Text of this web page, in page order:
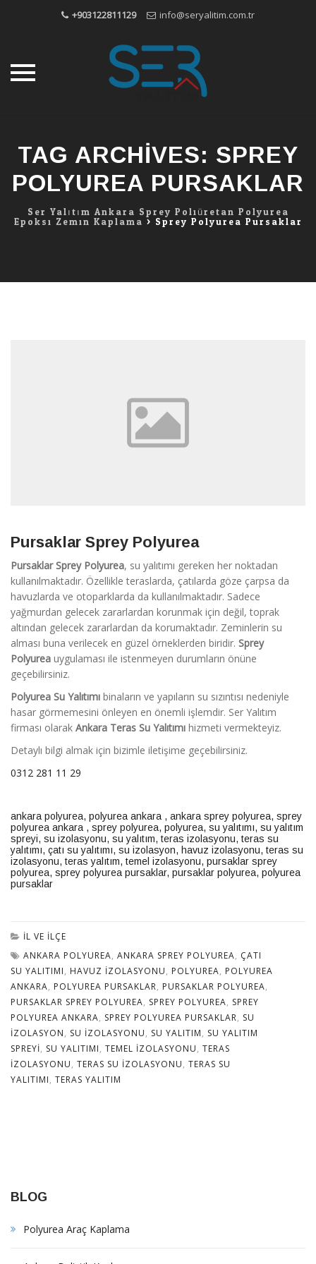
+903122811129 info@seryalitim.com.tr
contentTAG ARCHIVES: SPREY
POLYUREA PURSAKLAR
Ser Yalıtım Ankara Sprey Poliüretan Polyurea
Epoksi Zemin Kaplama > Sprey Polyurea Pursaklar
Pursaklar Sprey Polyurea
Pursaklar Sprey Polyurea, su yalıtımı gereken her noktadan
kullanılmaktadır. Özellikle teraslarda, çatılarda göze çarpsa da
havuzlarda ve otoparklarda da kullanılmaktadır. Sadece
yağmurdan gelecek zararlardan korunmak için değil, toprak
altından gelecek zararlardan da korumaktadır. Zeminlerin su
alması buna verilecek en güzel örneklerden biridir. Sprey
Polyurea uygulaması ile istenmeyen durumların önüne
geçebilirsiniz.
Polyurea Su Yalıtımı binaların ve yapıların su sızıntısı nedeniyle
hasar görmemesini önleyen en önemli işlemdir. Ser Yalıtım
firması olarak Ankara Teras Su Yalıtımı hizmeti vermekteyiz.
Detaylı bilgi almak için bizimle iletişime geçebilirsiniz.
0312 281 11 29
ankara polyurea, polyurea ankara , ankara sprey polyurea, sprey
polyurea ankara , sprey polyurea, polyurea, su yalıtımı, su yalıtım
spreyi, su izolasyonu, su yalıtım, teras izolasyonu, teras su
yalıtımı, çatı su yalıtımı, su izolasyon, havuz izolasyonu, teras su
izolasyonu, teras yalıtım, temel izolasyonu, pursaklar sprey
polyurea, sprey polyurea pursaklar, pursaklar polyurea, polyurea
pursaklar
İL VE İLÇE
ANKARA POLYUREA, ANKARA SPREY POLYUREA, ÇATI
SU YALITIMI, HAVUZ IZOLASYONU, POLYUREA, POLYUREA
ANKARA, POLYUREA PURSAKLAR, PURSAKLAR POLYUREA,
PURSAKLAR SPREY POLYUREA, SPREY POLYUREA, SPREY
POLYUREA ANKARA, SPREY POLYUREA PURSAKLAR, SU
IZOLASYON, SU IZOLASYONU, SU YALITIM, SU YALITIM
SPREYI, SU YALITIMI, TEMEL IZOLASYONU, TERAS
IZOLASYONU, TERAS SU IZOLASYONU, TERAS SU
YALITIMI, TERAS YALITIM
BLOG
Polyurea Araç Kaplama